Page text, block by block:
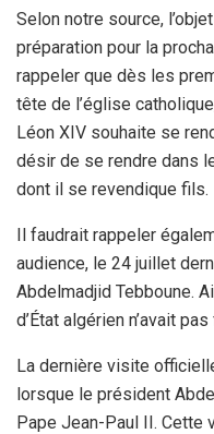
Selon notre source,
préparation pour la
rappeler que dès les
tête de l’église
Léon XIV souhaite se
désir de se rendre dans
dont il se revendique fils.
Il faudrait rappeler
audience, le 24 juillet
Abdelmadjid Tebboune.
d’État algérien n’avait
La dernière visite
lorsque le président
Pape Jean-Paul II.